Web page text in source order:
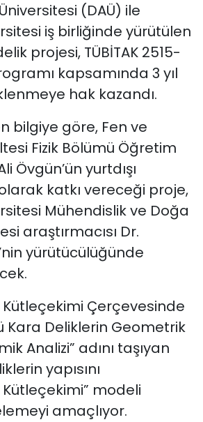
(DAÜ) ile
iş birliğinde yürütülen
projesi, TÜBİTAK 2515-
kapsamında 3 yıl
hak kazandı.
bilgiye göre, Fen ve
Fizik Bölümü Öğretim
Övgün’ün yurtdışı
katkı vereceği proje,
Mühendislik ve Doğa
araştırmacısı Dr.
yürütücülüğünde
Çerçevesinde
Kara Deliklerin Geometrik
Analizi” adını taşıyan
yapısını
modeli
amaçlıyor.